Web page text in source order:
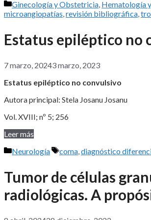
Categorías
Ginecología y Obstetricia, Hematología
microangiopatías,revisión bibliográfica,
Estatus epiléptico no
7 marzo, 20243 marzo, 2023
Estatus epiléptico no convulsivo
Autora principal: Stela Josanu Josanu
Vol. XVIII; nº 5; 256
Leer más
Categorías
Neurología Etiquetas
coma,diagnóstico
Tumor de células
radiológicas. A